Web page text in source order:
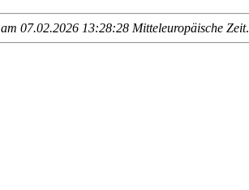
am 07.02.2026 13:28:28 Mitteleuropäische Zeit.